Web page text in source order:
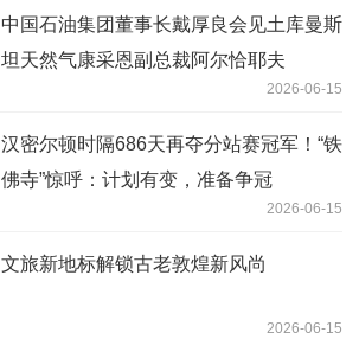
中国石油集团董事长戴厚良会见土库曼斯
坦天然气康采恩副总裁阿尔恰耶夫
2026-06-15
汉密尔顿时隔686天再夺分站赛冠军！“铁
佛寺”惊呼：计划有变，准备争冠
2026-06-15
文旅新地标解锁古老敦煌新风尚
2026-06-15